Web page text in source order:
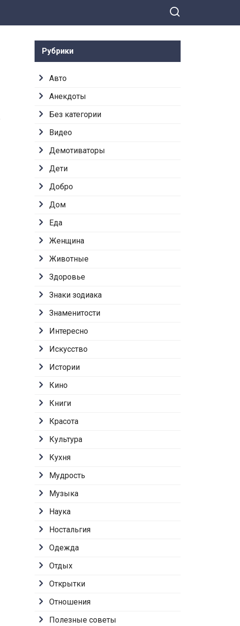
Рубрики
Авто
Анекдоты
Без категории
Видео
Демотиваторы
Дети
Добро
Дом
Еда
Женщина
Животные
Здоровье
Знаки зодиака
Знаменитости
Интересно
Искусство
Истории
Кино
Книги
Красота
Культура
Кухня
Мудрость
Музыка
Наука
Ностальгия
Одежда
Отдых
Открытки
Отношения
Полезные советы